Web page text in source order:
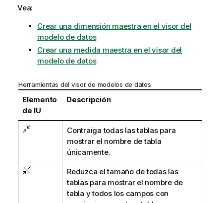
Vea:
Crear una dimensión maestra en el visor del
modelo de datos
Crear una medida maestra en el visor del
modelo de datos
Herramientas del visor de modelos de datos
Elemento
de IU
Descripción
Contraiga todas las tablas para
mostrar el nombre de tabla
únicamente.
Reduzca el tamaño de todas las
tablas para mostrar el nombre de
tabla y todos los campos con